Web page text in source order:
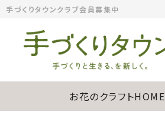
手づくりタウンクラブ会員募集中
お花のクラフトHOME